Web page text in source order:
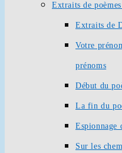
Extraits de
Extraits de
Votre
prénoms
Début du
La fin du
Espionnage
Sur les